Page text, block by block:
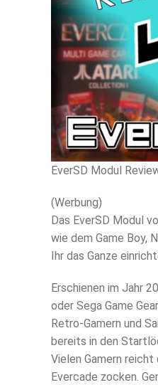
EverSD Modul
(Werbung)
Das EverSD Modul
wie dem Game Boy,
Ihr das Ganze
Erschienen im Jahr
oder Sega Game
Retro-Gamern und
bereits in den
Vielen Gamern
Evercade zocken.